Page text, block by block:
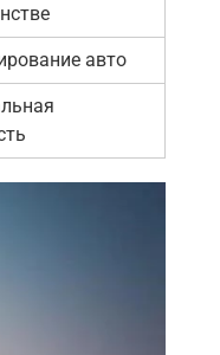
авто